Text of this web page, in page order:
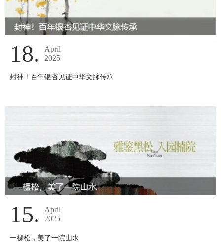
18.
April
2025
封神！百年银杏见证中华文脉传承
15.
April
2025
一棵松，美了一院山水